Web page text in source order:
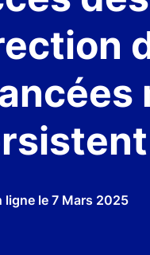
ligne le 7 Mars 2025